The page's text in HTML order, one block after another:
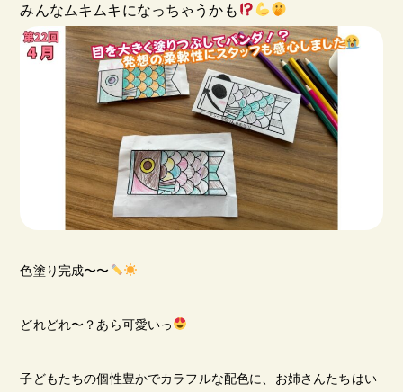
みんなムキムキになっちゃうかも
色塗り完成〜〜
どれどれ〜？あら可愛いっ
子どもたちの個性豊かでカラフルな配色に、お姉さんたちはい